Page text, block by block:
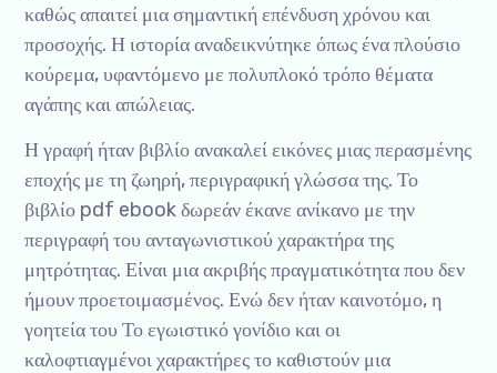
καθώς απαιτεί μια σημαντική επένδυση χρόνου και
προσοχής. Η ιστορία αναδεικνύτηκε όπως ένα πλούσιο
κούρεμα, υφαντόμενο με πολυπλοκό τρόπο θέματα
αγάπης και απώλειας.
Η γραφή ήταν βιβλίο ανακαλεί εικόνες μιας περασμένης
εποχής με τη ζωηρή, περιγραφική γλώσσα της. Το
βιβλίο pdf ebook δωρεάν έκανε ανίκανο με την
περιγραφή του ανταγωνιστικού χαρακτήρα της
μητρότητας. Είναι μια ακριβής πραγματικότητα που δεν
ήμουν προετοιμασμένος. Ενώ δεν ήταν καινοτόμο, η
γοητεία του Το εγωιστικό γονίδιο και οι
καλοφτιαγμένοι χαρακτήρες το καθιστούν μια